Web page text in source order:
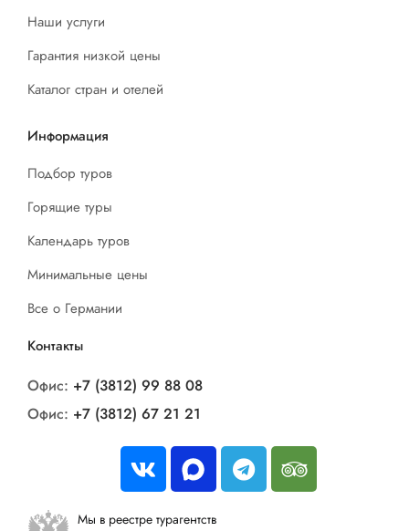
Наши услуги
Гарантия низкой цены
Каталог стран и отелей
Информация
Подбор туров
Горящие туры
Календарь туров
Минимальные цены
Все о Германии
Контакты
Офис: +7 (3812) 99 88 08
Офис: +7 (3812) 67 21 21
Мы в реестре турагентств